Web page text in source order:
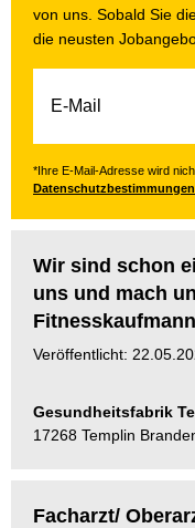
von uns. Sobald Sie
die neusten
*Ihre E-Mail-Adresse wird
Datenschutzbestimmungen
Wir sind schon
uns und mach
Veröffentlicht:
Gesundheitsfabrik
17268 Templin
Facharzt/